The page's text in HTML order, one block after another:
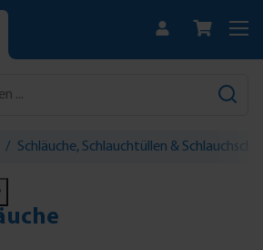
/ Schläuche, Schlauchtüllen &